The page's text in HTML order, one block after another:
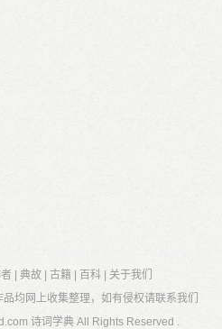
典故 古籍 百科
关于我们
均网上收集整理，如有侵权请联系我们
诗词学典 All Rights Reserved .